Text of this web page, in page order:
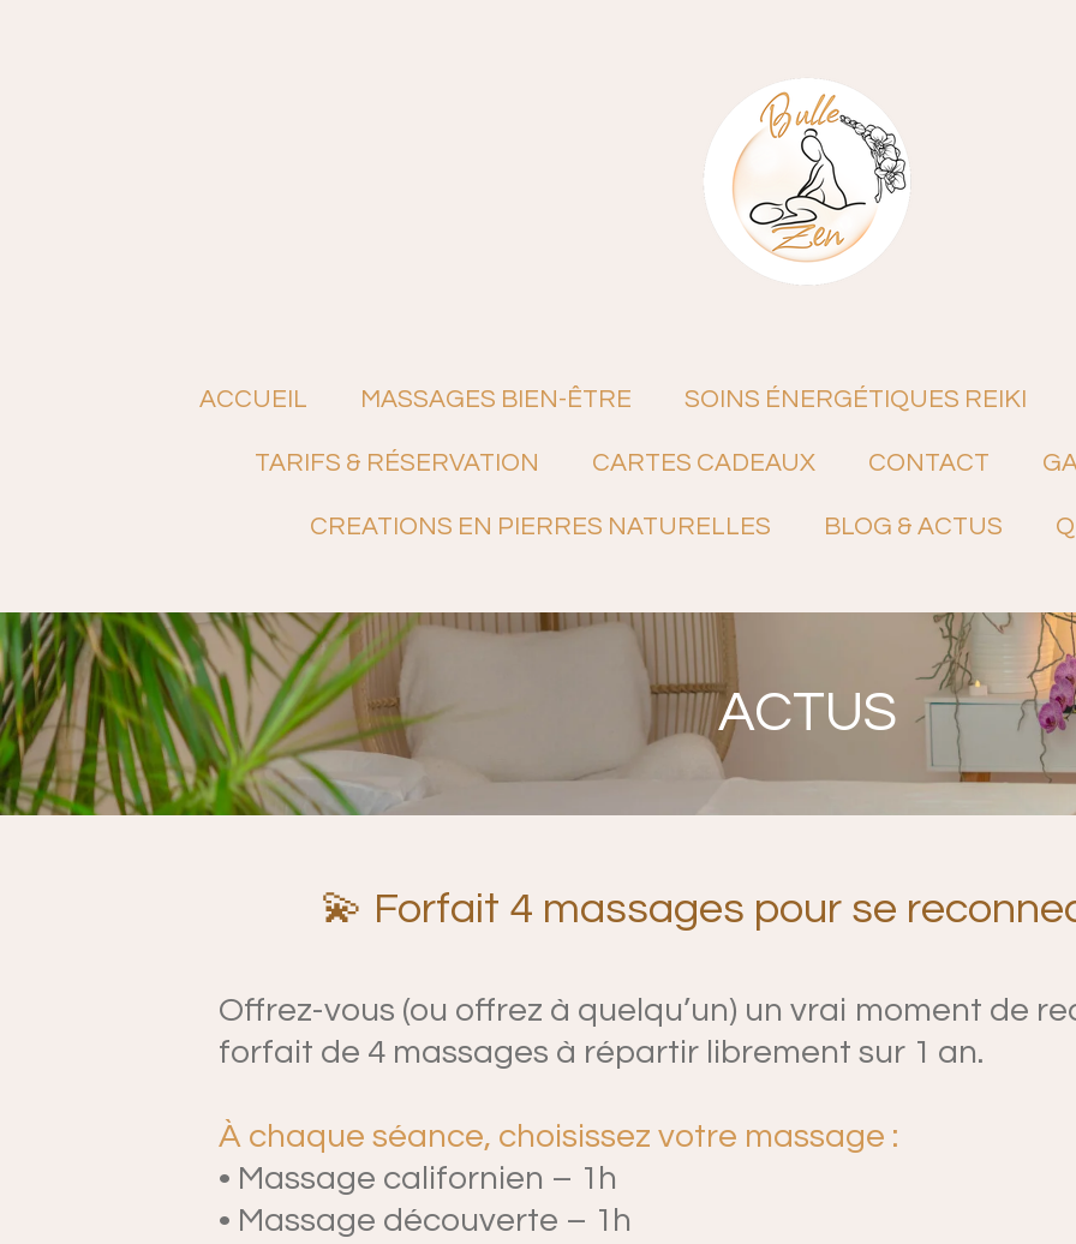
ACCUEIL MASSAGES BIEN-ÊTRE SOINS ÉNERGÉTIQUES REIKI
TARIFS & RÉSERVATION CARTES CADEAUX CONTACT
CREATIONS EN PIERRES NATURELLES BLOG & ACTUS
ACTUS
💫 Forfait 4 massages pour se
Offrez-vous (ou offrez à quelqu’un) un vrai moment de
forfait de 4 massages à répartir librement sur 1 an.
À chaque séance, choisissez votre massage :
• Massage californien – 1h
• Massage découverte – 1h